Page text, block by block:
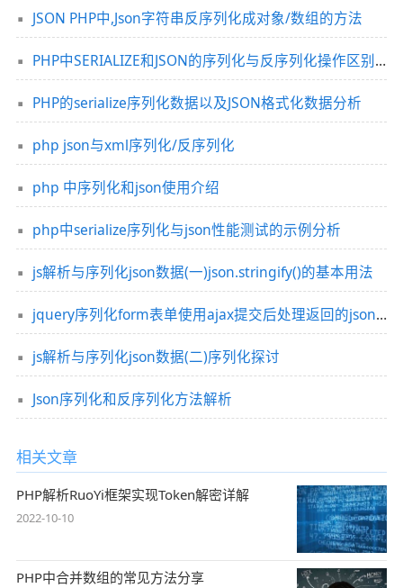
JSON PHP中,Json字符串反序列化成对象/数组的方法
PHP中SERIALIZE和JSON的序列化与反序列化操作区别分析
PHP的serialize序列化数据以及JSON格式化数据分析
php json与xml序列化/反序列化
php 中序列化和json使用介绍
php中serialize序列化与json性能测试的示例分析
js解析与序列化json数据(一)json.stringify()的基本用法
jquery序列化form表单使用ajax提交后处理返回的json数据
js解析与序列化json数据(二)序列化探讨
Json序列化和反序列化方法解析
相关文章
PHP解析RuoYi框架实现Token解密详解
2022-10-10
PHP中合并数组的常见方法分享